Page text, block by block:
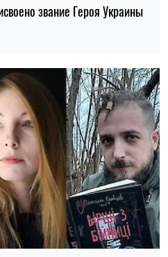
звание Героя Украины